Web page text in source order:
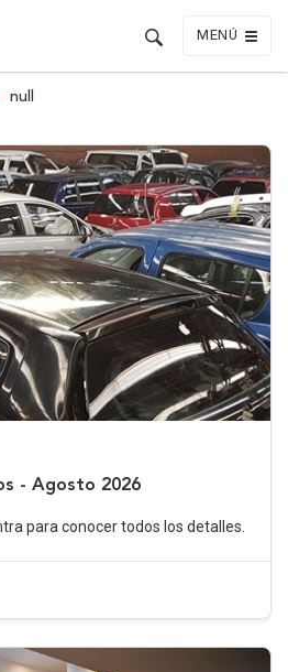
MENÚ
null
- Agosto 2026
para conocer todos los detalles.